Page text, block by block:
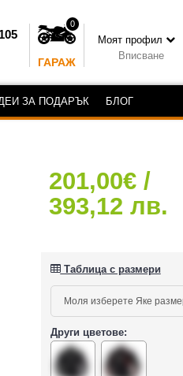
0
ГАРАЖ
Моят профил
Вписване
ЗА ПОДАРЪК БЛОГ
201,00€ /
393,12 лв.
Таблица с размери
Други цветове: